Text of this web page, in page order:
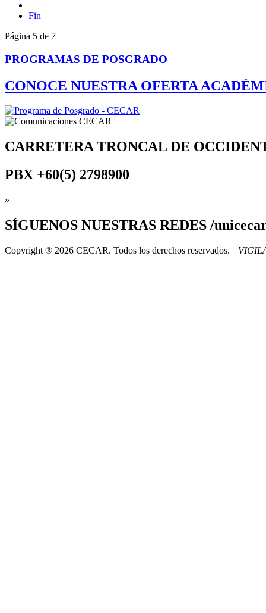
Fin
Página 5 de 7
PROGRAMAS DE POSGRADO
CONOCE NUESTRA OFERTA
CARRETERA TRONCAL DE
PBX +60(5) 2798900
»
SÍGUENOS NUESTRAS REDES /
Copyright ® 2026 CECAR. Todos los derechos reservados.